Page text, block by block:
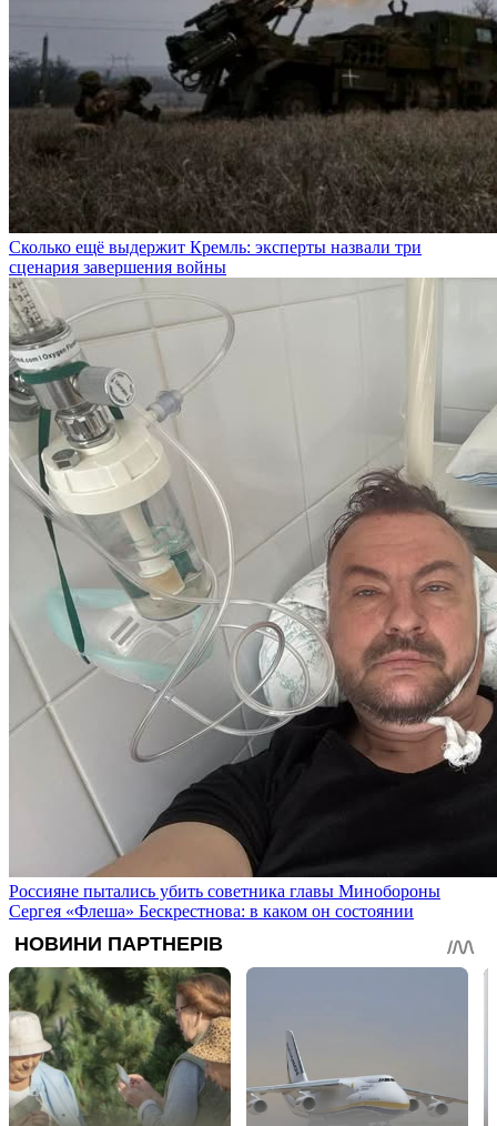
Сколько ещё выдержит Кремль: эксперты назвали три
сценария завершения войны
Россияне пытались убить советника главы Минобороны
Сергея «Флеша» Бескрестнова: в каком он состоянии